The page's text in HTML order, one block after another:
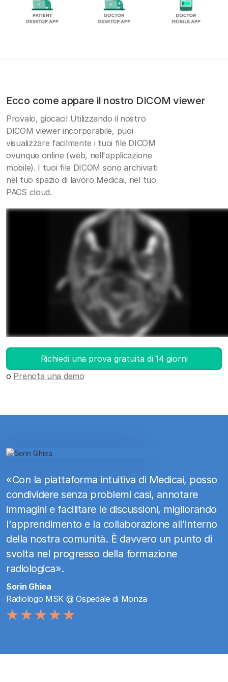
Ecco come appare il nostro DICOM viewer
Provalo, giocaci! Utilizzando il nostro
DICOM viewer incorporabile, puoi
visualizzare facilmente i tuoi file DICOM
ovunque online (web, nell'applicazione
mobile). I tuoi file DICOM sono archiviati
nel tuo spazio di lavoro Medicai, nel tuo
PACS cloud.
Richiedi una prova gratuita di 14 giorni
o Prenota una demo
«Con la piattaforma intuitiva di Medicai, posso
condividere senza problemi casi, annotare
immagini e facilitare le discussioni, migliorando
l'apprendimento e la collaborazione all'interno
della nostra comunità. È davvero un punto di
svolta nel progresso della formazione
radiologica».
Sorin Ghiea
Radiologo MSK @ Ospedale di Monza